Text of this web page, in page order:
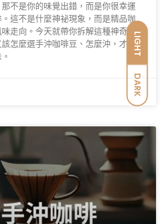
LIGHT
DARK
不是你的味覺出錯，而是你很幸運
這不是什麼神祕現象，而是精品咖
走向。今天就帶你拆解這種神奇
該怎麼選手沖咖啡豆、怎麼沖，才能